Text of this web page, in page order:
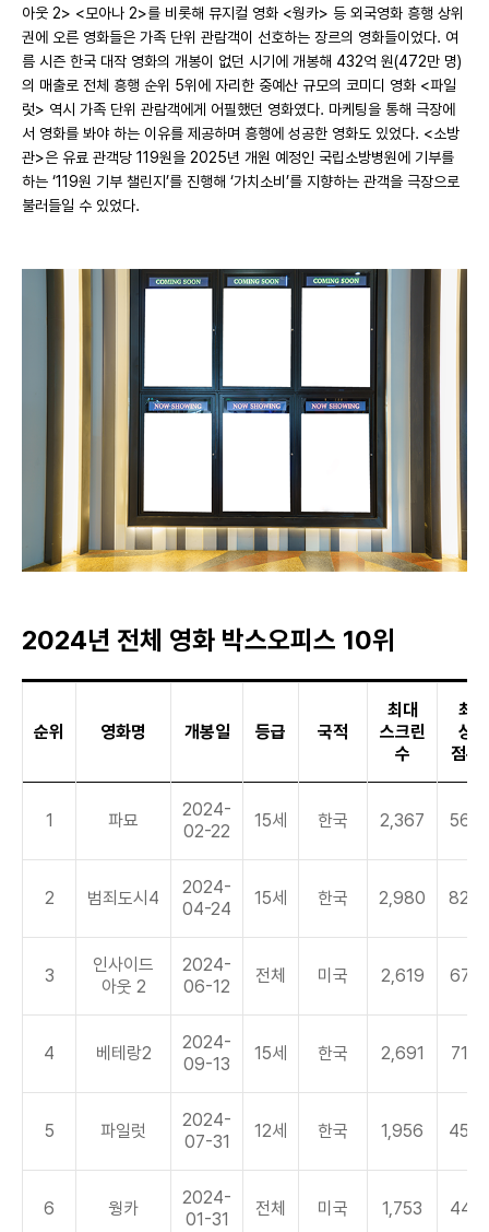
아웃 2> <모아나 2>를 비롯해 뮤지컬 영화 <웡카> 등 외국영화 흥행 상위
권에 오른 영화들은 가족 단위 관람객이 선호하는 장르의 영화들이었다. 여
름 시즌 한국 대작 영화의 개봉이 없던 시기에 개봉해 432억 원(472만 명)
의 매출로 전체 흥행 순위 5위에 자리한 중예산 규모의 코미디 영화 <파일
럿> 역시 가족 단위 관람객에게 어필했던 영화였다. 마케팅을 통해 극장에
서 영화를 봐야 하는 이유를 제공하며 흥행에 성공한 영화도 있었다. <소방
관>은 유료 관객당 119원을 2025년 개원 예정인 국립소방병원에 기부를
하는 ‘119원 기부 챌린지’를 진행해 ‘가치소비’를 지향하는 관객을 극장으로
불러들일 수 있었다.
2024년 전체 영화 박스오피스 10위
순위 영화명 개봉일 등급 국적
최대
스크린
수
최대
상영
점유
1 파묘
2024-
02-22
15세 한국 2,367
2 범죄도시4
2024-
04-24
15세 한국 2,980
3
인사이드
아웃 2
2024-
06-12
전체 미국 2,619
4 베테랑2
2024-
09-13
15세 한국 2,691
5 파일럿
2024-
07-31
12세 한국 1,956
6 웡카
2024-
01-31
전체 미국 1,753